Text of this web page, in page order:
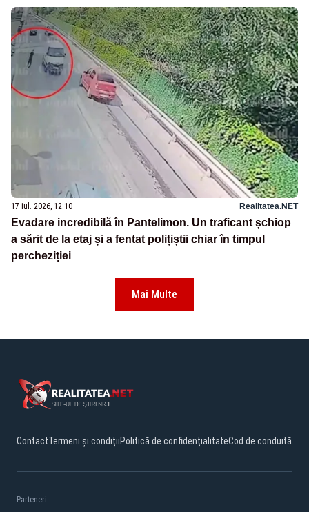
17 iul. 2026, 12:10 Realitatea.NET
Evadare incredibilă în Pantelimon. Un traficant șchiop
a sărit de la etaj și a fentat polițiștii chiar în timpul
percheziției
Mai Multe
ContactTermeni și condițiiPolitică de confidențialitateCod de conduită
Parteneri: